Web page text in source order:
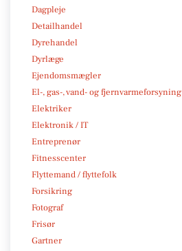
Dagpleje
Detailhandel
Dyrehandel
Dyrlæge
Ejendomsmægler
El-, gas-, vand- og fjernvarmeforsyning
Elektriker
Elektronik / IT
Entreprenør
Fitnesscenter
Flyttemand / flyttefolk
Forsikring
Fotograf
Frisør
Gartner